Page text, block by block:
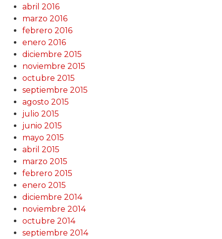
abril 2016
marzo 2016
febrero 2016
enero 2016
diciembre 2015
noviembre 2015
octubre 2015
septiembre 2015
agosto 2015
julio 2015
junio 2015
mayo 2015
abril 2015
marzo 2015
febrero 2015
enero 2015
diciembre 2014
noviembre 2014
octubre 2014
septiembre 2014